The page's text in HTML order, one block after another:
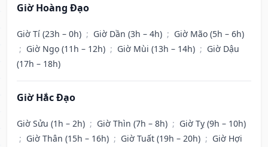
Giờ Hoàng Đạo
Giờ Tí (23h – 0h) ; Giờ Dần (3h – 4h) ; Giờ Mão (5h – 6h)
; Giờ Ngọ (11h – 12h) ; Giờ Mùi (13h – 14h) ; Giờ Dậu
(17h – 18h)
Giờ Hắc Đạo
Giờ Sửu (1h – 2h) ; Giờ Thìn (7h – 8h) ; Giờ Tỵ (9h – 10h)
; Giờ Thân (15h – 16h) ; Giờ Tuất (19h – 20h) ; Giờ Hợi